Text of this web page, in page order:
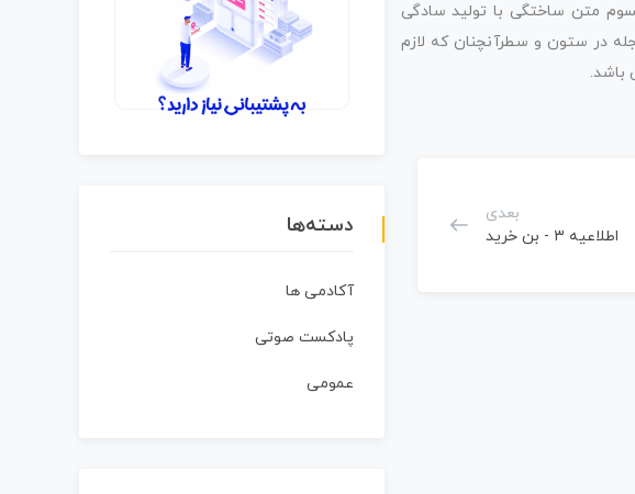
متن ساختگی با تولید سادگی
در ستون و سطرآنچنان که لازم
باشد.
بعدی
اطلاعیه ۳ - بن خرید
دسته‌ها
آکادمی ها
پادکست صوتی
عمومی